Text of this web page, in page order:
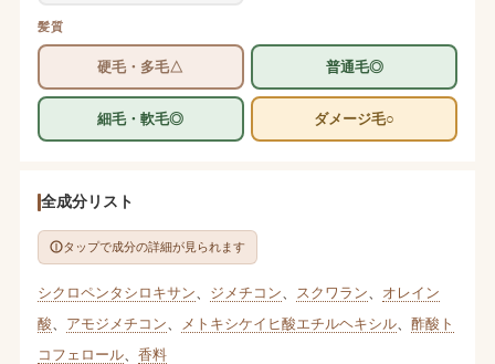
髪質
硬毛・多毛△ 普通毛◎
細毛・軟毛◎ ダメージ毛○
全成分リスト
タップで成分の詳細が見られます
シクロペンタシロキサン ジメチコン スクワラン
オレイン
酸
アモジメチコン メトキシケイヒ酸エチルヘキシル、 酢酸ト
コフェロール、 香料